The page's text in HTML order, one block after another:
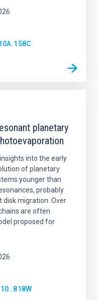
planetary
into the early
of planetary
younger than
probably
disk migration. Over
are often
proposed for